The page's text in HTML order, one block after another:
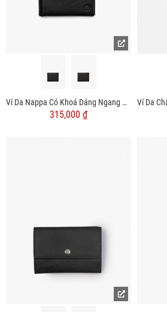
Ví Da Nappa Có Khoá Dáng Ngang BV057
315,000 ₫